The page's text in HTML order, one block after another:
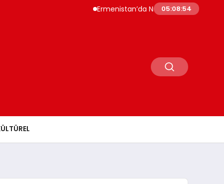
Ermenistan’da Nikol Paşinyan Yeniden
05:08:55